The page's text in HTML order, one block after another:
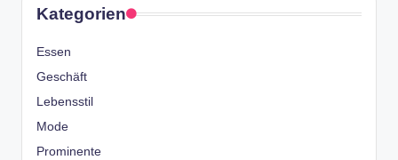
Kategorien
Essen
Geschäft
Lebensstil
Mode
Prominente